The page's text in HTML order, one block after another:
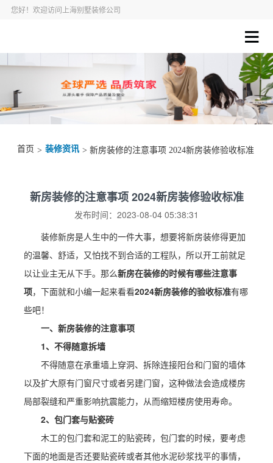
您好！欢迎访问上海别墅装修公司
首页 > 装修资讯 > 新房装修的注意事项 2024新房装修验收标准
新房装修的注意事项 2024新房装修验收标准
发布时间：2023-08-04 05:38:31
装修新房是人生中的一件大事，想要将新房装修得更加
的温馨、舒适，又怕找不到合适的工程队，所以开工前就足
以让业主无从下手。那么新房在装修的时候有哪些注意事
项，下面就和小编一起来看看2024新房装修的验收标准有哪
些吧！
一、新房装修的注意事项
1、不得随意拆墙
不得随意在承重墙上穿洞、拆除连接阳台和门窗的墙体
以及扩大原有门窗尺寸或者另建门窗，这种做法会造成楼房
局部裂缝和严重影响抗震能力，从而缩短楼房使用寿命。
2、包门套与贴瓷砖
木工的包门套和泥工的贴瓷砖，包门套的时候，要考虑
下面的地面是否还要贴瓷砖或者其他水泥砂浆找平的事情，